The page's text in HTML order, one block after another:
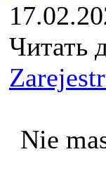
Читать
Nie